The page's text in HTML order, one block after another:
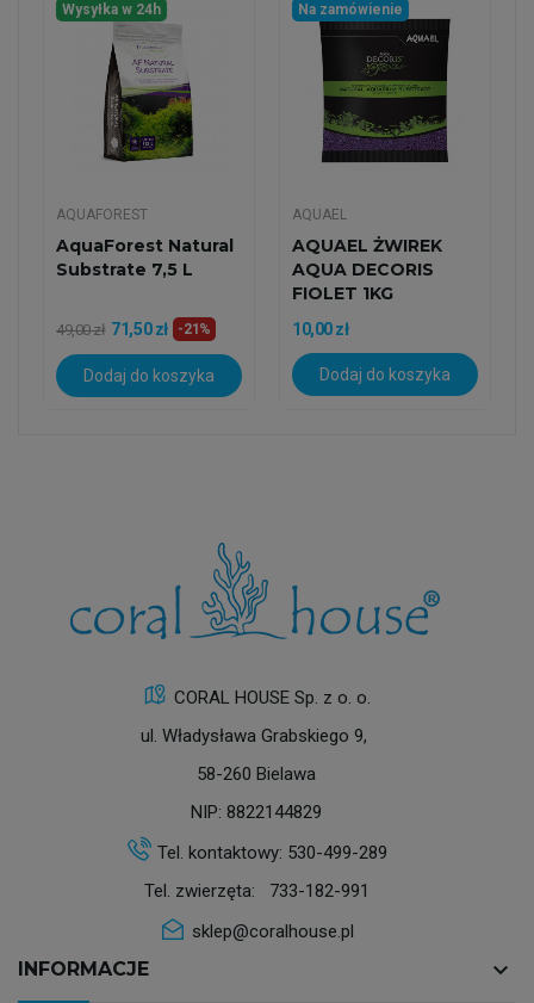
Wysyłka w 24h
AQUAFOREST
AquaForest Natural
Substrate 7,5 L
49,00 zł 71,50 zł -21%
Dodaj do koszyka
Na zamówienie
AQUAEL
AQUAEL ŻWIREK
AQUA DECORIS
FIOLET 1KG
10,00 zł
Dodaj do koszyka
CORAL HOUSE Sp. z o. o.
ul. Władysława Grabskiego 9,
58-260 Bielawa
NIP: 8822144829
Tel. kontaktowy: 530-499-289
Tel. zwierzęta: 733-182-991
sklep@coralhouse.pl
INFORMACJE keyboard_arrow_down